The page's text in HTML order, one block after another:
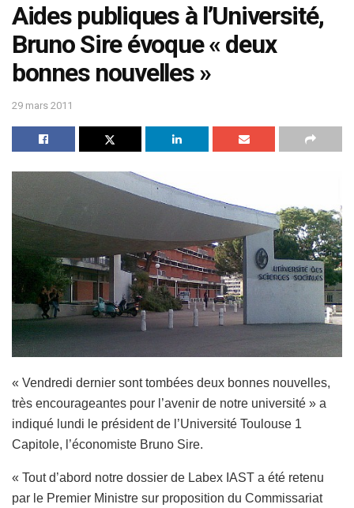
Aides publiques à l’Université,
Bruno Sire évoque « deux
bonnes nouvelles »
29 mars 2011
« Vendredi dernier sont tombées deux bonnes nouvelles,
très encourageantes pour l’avenir de notre université » a
indiqué lundi le président de l’Université Toulouse 1
Capitole, l’économiste Bruno Sire.
« Tout d’abord notre dossier de Labex IAST a été retenu
par le Premier Ministre sur proposition du Commissariat